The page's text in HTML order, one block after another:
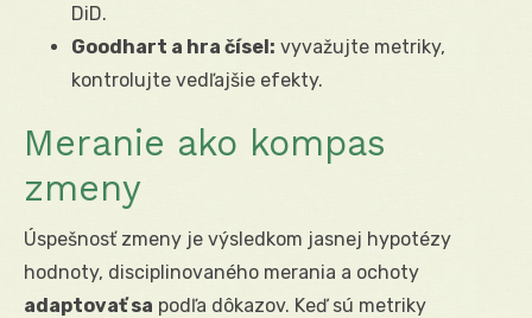
DiD.
Goodhart a hra čísel: vyvažujte metriky,
kontrolujte vedľajšie efekty.
Meranie ako kompas
zmeny
Úspešnosť zmeny je výsledkom jasnej hypotézy
hodnoty, disciplinovaného merania a ochoty
adaptovať sa podľa dôkazov. Keď sú metriky